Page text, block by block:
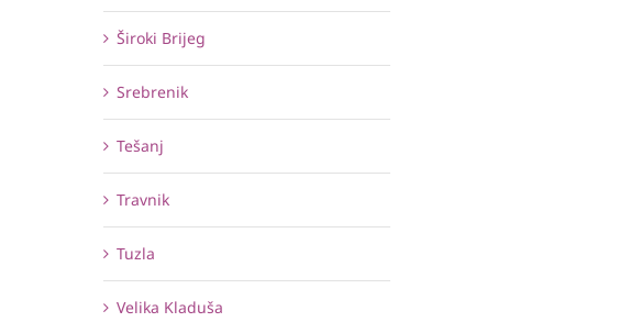
Široki Brijeg
Srebrenik
Tešanj
Travnik
Tuzla
Velika Kladuša